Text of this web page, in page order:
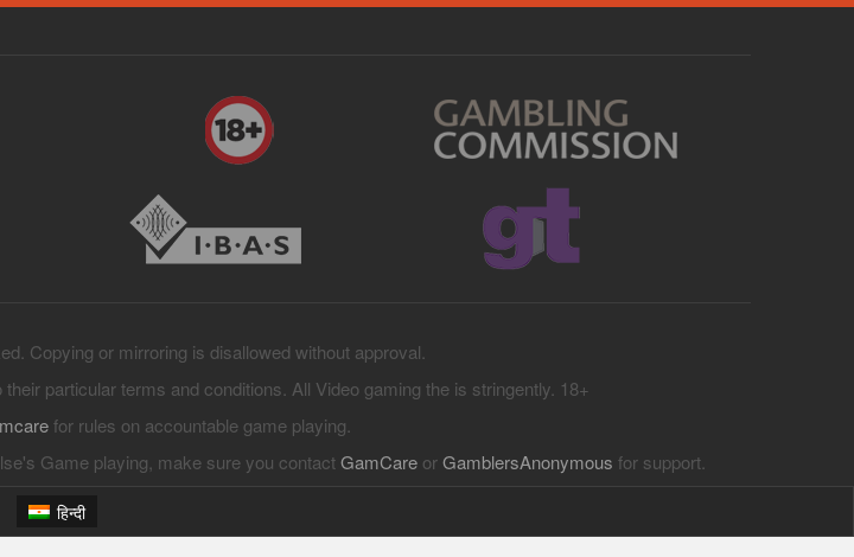
Copying or mirroring is disallowed without approval.
their particular terms and conditions. All Video gaming the is stringently. 18+
for rules on accountable game playing.
Game playing, make sure you contactGamCare orGamblersAnonymous for support.
हिन्दी